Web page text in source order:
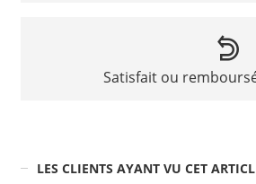
Satisfait ou
LES CLIENTS AYANT VU CET